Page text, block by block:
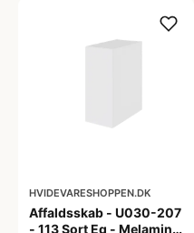
HVIDEVARESHOPPEN.DK
Affaldsskab - U030-207
- 113 Sort Eg - Melamin,